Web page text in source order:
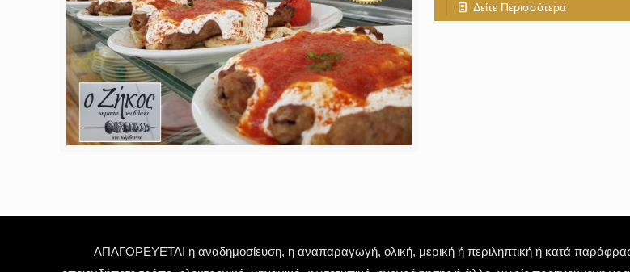
Δείτε Περισσότερα
ΑΠΑΓΟΡΕΥΕΤΑΙ η αναδημοσίευση, η αναπαραγωγή, ολική, μερική ή περιληπτική ή κατά